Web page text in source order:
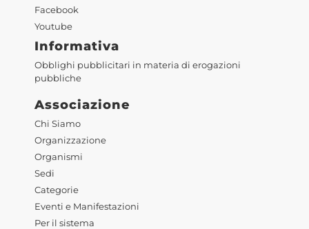
Facebook
Youtube
Informativa
Obblighi pubblicitari in materia di erogazioni
pubbliche
Associazione
Chi Siamo
Organizzazione
Organismi
Sedi
Categorie
Eventi e Manifestazioni
Per il sistema